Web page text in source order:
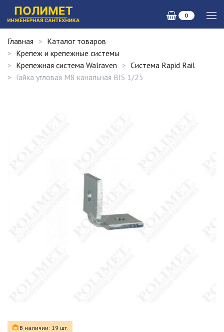
0
Главная
Каталог товаров
Крепеж и крепежные системы
Крепежная система Walraven
Система Rapid Rail
Гайка угловая М8 канальная BIS 1/25
В наличии: 19 шт.